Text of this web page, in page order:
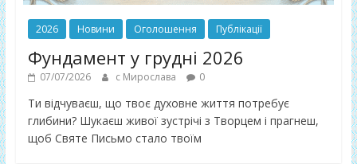
2026 Новини Оголошення Публікації
Фундамент у грудні 2026
07/07/2026 с Мирослава 0
Ти відчуваєш, що твоє духовне життя потребує
глибини? Шукаєш живої зустрічі з Творцем і прагнеш,
щоб Святе Письмо стало твоїм